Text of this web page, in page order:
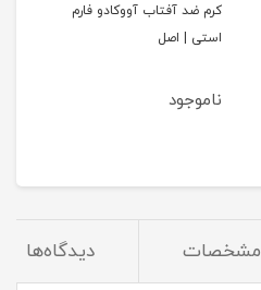
کرم ضد آفتاب آووکادو فارم
استی | اصل
ناموجود
مشخصات دیدگاه‌ها